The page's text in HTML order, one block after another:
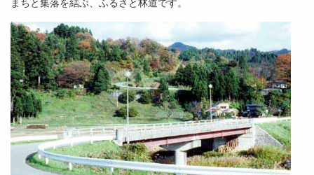
まちと集落を結ぶ、ふるさと林道です。